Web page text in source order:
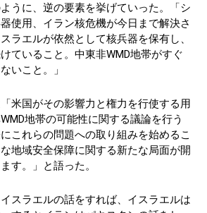
うに、逆の要素を挙げていった。「シ
使用、イラン核危機が今日まで解決さ
ラエルが依然として核兵器を保有し、
ていること。中東非WMD地帯がすぐ
いこと。」
米国がその影響力と権力を行使する用
地帯の可能性に関する議論を行う
これらの問題への取り組みを始めるこ
地域安全保障に関する新たな局面が開
す。」と語った。
スラエルの話をすれば、イスラエルは